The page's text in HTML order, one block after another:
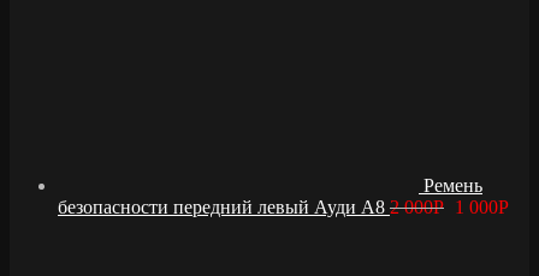
Ремень
безопасности передний левый Ауди А8 2 000Р 1 000Р